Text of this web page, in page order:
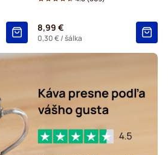
kávovarov Dolce Gusto
kávovarov Dolce Gusto
do kávovarov Dolce Gusto
8,99 €
0,30 €/ šálka